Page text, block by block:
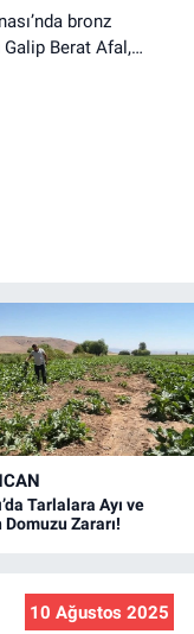
bronz
Berat Afal,
Tarlalara Ayı ve
Domuzu Zararı!
10 Ağustos 2025